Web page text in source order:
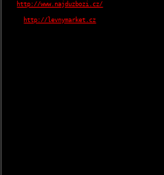
http://www.najduzbozi.cz/
http://levnymarket.cz